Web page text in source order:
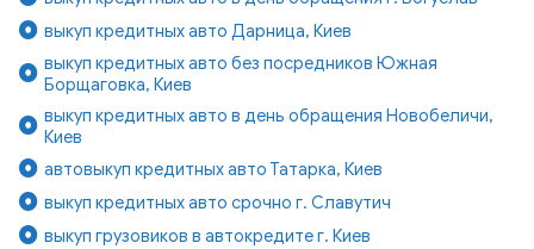
выкуп кредитных авто Дарница, Киев
выкуп кредитных авто без посредников Южная
Борщаговка, Киев
выкуп кредитных авто в день обращения Новобеличи,
Киев
автовыкуп кредитных авто Татарка, Киев
выкуп кредитных авто срочно г. Славутич
выкуп грузовиков в автокредите г. Киев